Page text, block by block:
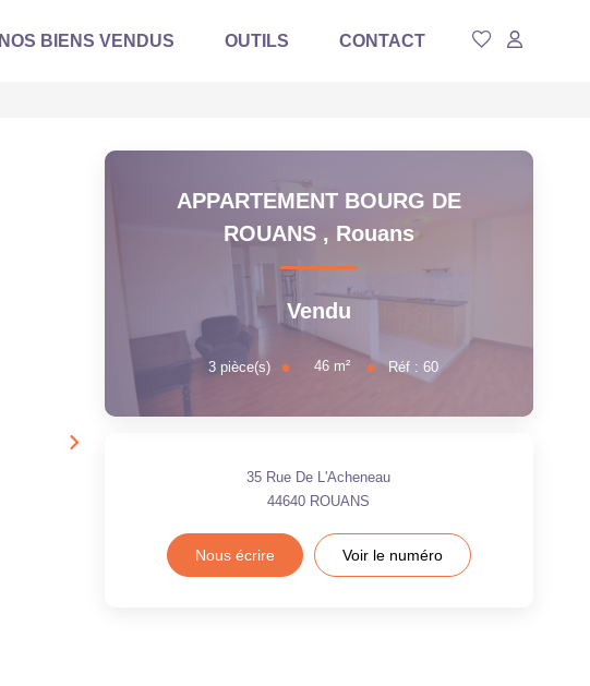
NOS BIENS VENDUS OUTILS CONTACT
APPARTEMENT BOURG DE
ROUANS , Rouans
Vendu
3 pièce(s) 46 m² Réf : 60
35 Rue De L'Acheneau
44640 ROUANS
Nous écrire Voir le numéro